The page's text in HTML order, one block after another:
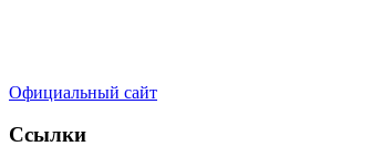
Официальный сайт
Ссылки